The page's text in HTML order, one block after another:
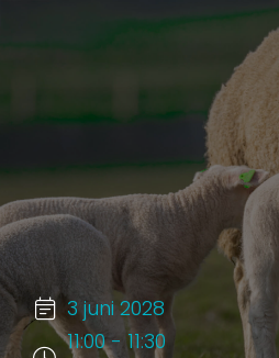
3 juni 2028
11:00 - 11:30